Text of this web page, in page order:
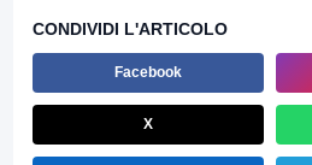
CONDIVIDI L'ARTICOLO
Facebook
X